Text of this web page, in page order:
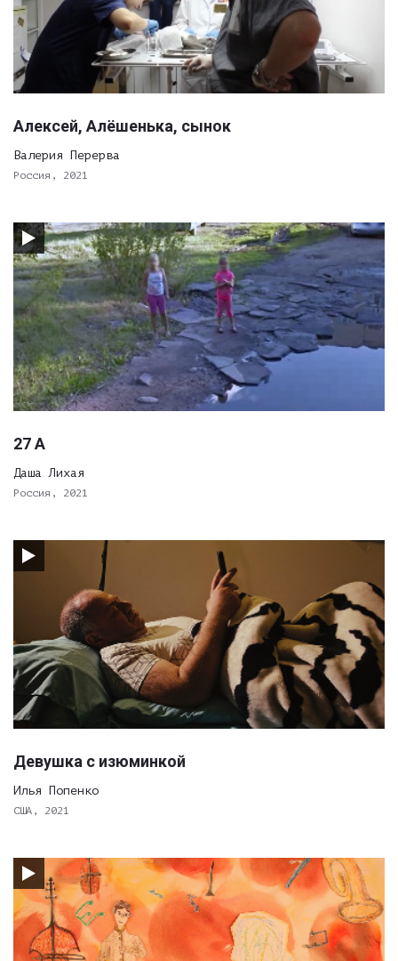
Алексей, Алёшенька, сынок
Валерия Перерва
Россия, 2021
27 A
Даша Лихая
Россия, 2021
Девушка с изюминкой
Илья Попенко
США, 2021